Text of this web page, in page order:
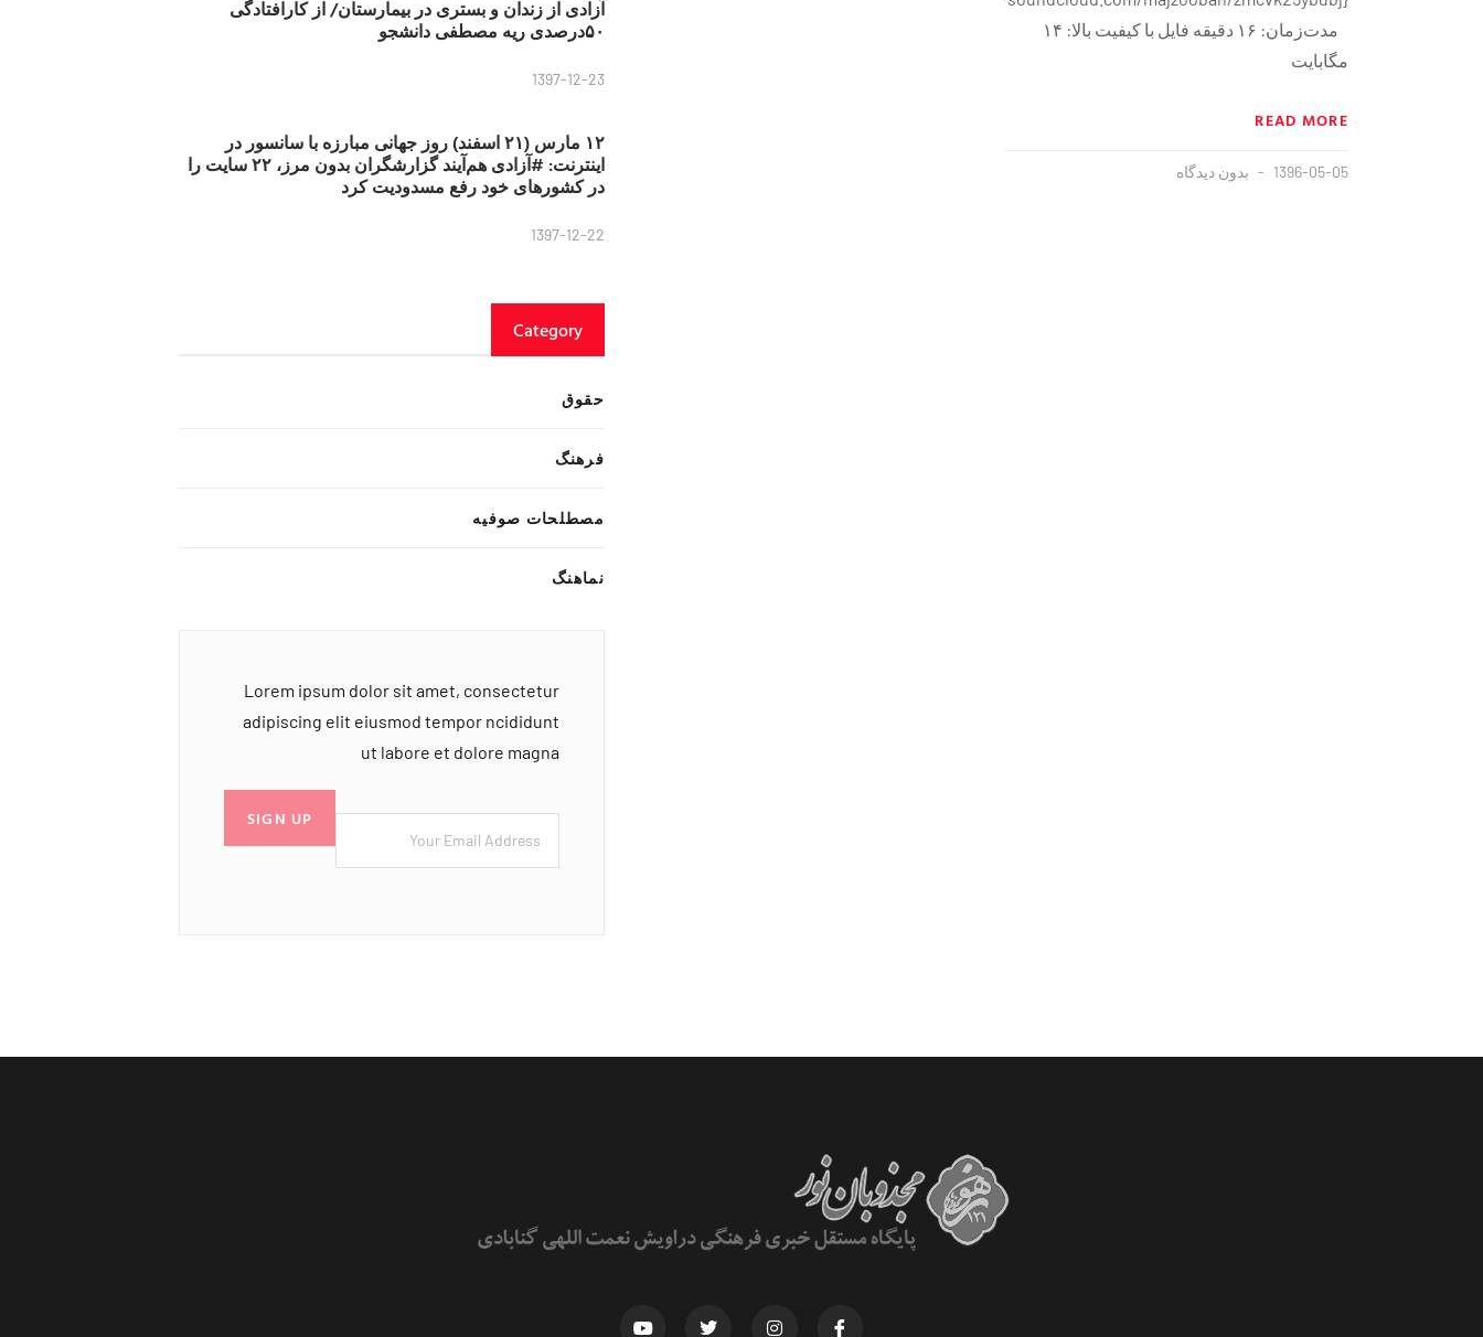
مدت‌زمان: ۱۶ دقيقه فايل با کیفیت بالا: ۱۴
مگابایت
READ MORE
1396-05-05 بدون دیدگاه
آزادی از زندان و بستری در بیمارستان/ از کارافتادگی
۵۰درصدی ریه مصطفی دانشجو
1397-12-23
۱۲ مارس (۲۱ اسفند) روز جهانی مبارزه با سانسور در
اینترنت: #آزادی هم‌آیند گزارشگران‌ بدون مرز، ۲۲ سایت را
در کشورهای خود رفع مسدودیت کرد
1397-12-22
Category
حقوق
فرهنگ
مصطلحات صوفیه
نماهنگ
Lorem ipsum dolor sit amet, consectetur
adipiscing elit eiusmod tempor ncididunt
ut labore et dolore magna
SIGN UP